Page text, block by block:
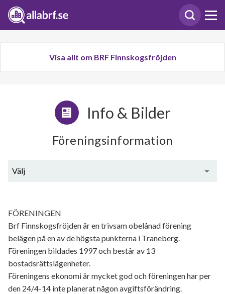
Visa allt om BRF Finnskogsfröjden
Info & Bilder
Föreningsinformation
Välj
FÖRENINGEN
Brf Finnskogsfröjden är en trivsam obelånad förening
belägen på en av de högsta punkterna i Traneberg.
Föreningen bildades 1997 och består av 13
bostadsrättslägenheter.
Föreningens ekonomi är mycket god och föreningen har per
den 24/4-14 inte planerat någon avgiftsförändring.